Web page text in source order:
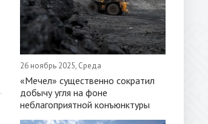
26 ноябрь 2025, Среда
«Мечел» существенно сократил
добычу угля на фоне
неблагоприятной конъюнктуры